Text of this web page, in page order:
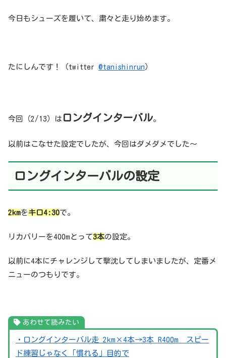
今日もシューズを履いて、粛々と走り始めます。
たにしんです！（twitter @tanishinrun ）
今回（2/13）は ロングインターバル。
以前はこなせた設定でしたが、今回はダメダメでした〜
ロングインターバルの設定
2kmをキロ4:30で。
リカバリーを400mとって3本の設定。
以前に4本にチャレンジして撃沈してしまいましたが、定番メ
ニューのつもりです。
あわせて読みたい
・ロングインターバル走 2km×4本→3本 R400m スピー
ド練習じゃなく「慣れる」目的で